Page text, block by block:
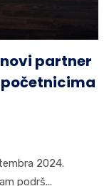
partner
početnicima
2024.
podrš...